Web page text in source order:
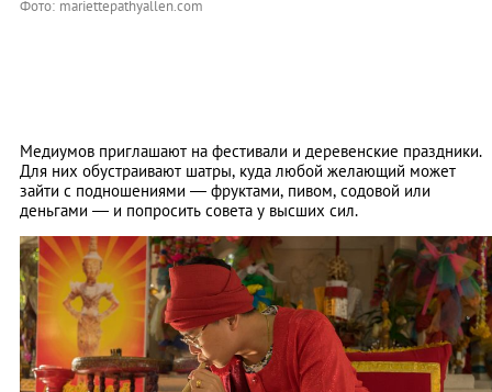
Фото: mariettepathyallen.com
Медиумов приглашают на фестивали и деревенские праздники.
Для них обустраивают шатры, куда любой желающий может
зайти с подношениями — фруктами, пивом, содовой или
деньгами — и попросить совета у высших сил.